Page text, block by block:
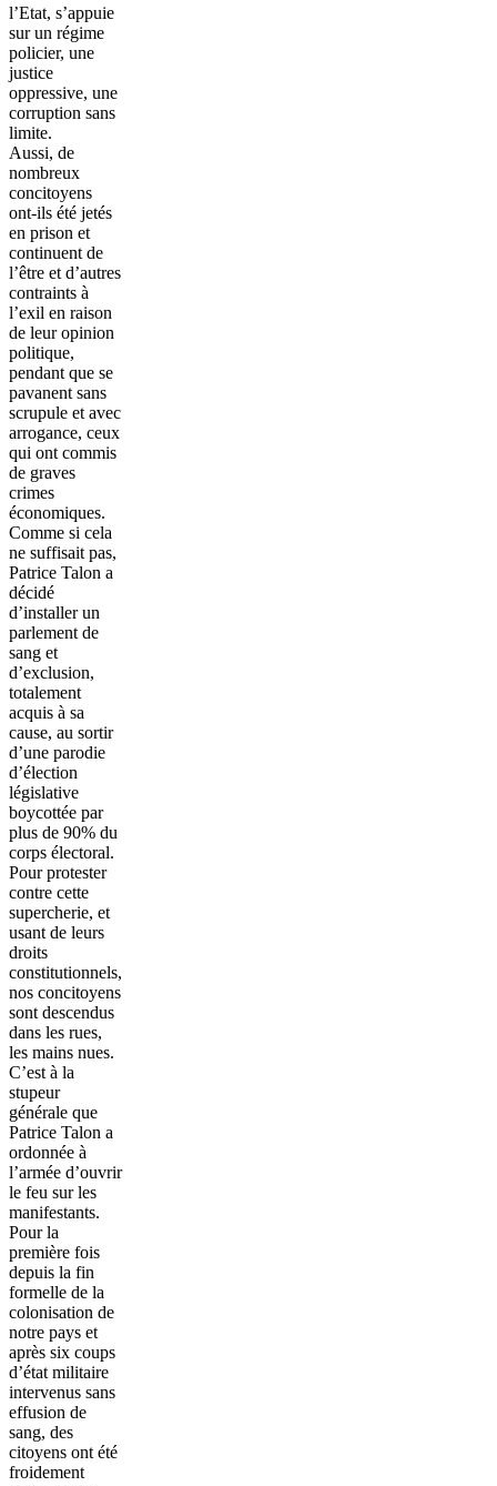
l’Etat, s’appuie
sur un régime
policier, une
justice
oppressive, une
corruption sans
limite.
Aussi, de
nombreux
concitoyens
ont-ils été jetés
en prison et
continuent de
l’être et d’autres
contraints à
l’exil en raison
de leur opinion
politique,
pendant que se
pavanent sans
scrupule et avec
arrogance, ceux
qui ont commis
de graves
crimes
économiques.
Comme si cela
ne suffisait pas,
Patrice Talon a
décidé
d’installer un
parlement de
sang et
d’exclusion,
totalement
acquis à sa
cause, au sortir
d’une parodie
d’élection
législative
boycottée par
plus de 90% du
corps électoral.
Pour protester
contre cette
supercherie, et
usant de leurs
droits
constitutionnels,
nos concitoyens
sont descendus
dans les rues,
les mains nues.
C’est à la
stupeur
générale que
Patrice Talon a
ordonnée à
l’armée d’ouvrir
le feu sur les
manifestants.
Pour la
première fois
depuis la fin
formelle de la
colonisation de
notre pays et
après six coups
d’état militaire
intervenus sans
effusion de
sang, des
citoyens ont été
froidement